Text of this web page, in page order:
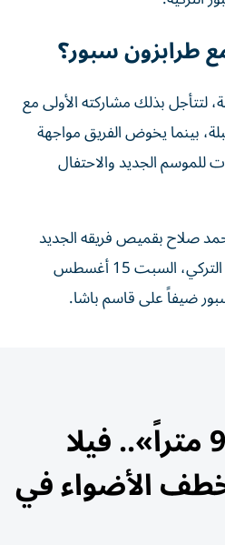
طرابزون سبور؟
لتتأجل بذلك مشاركته الأولى مع
بينما يخوض الفريق مواجهة
للموسم الجديد والاحتفال
صلاح بقميص فريقه الجديد
لأول مرة، في افتتاح الدوري التركي، السبت 15 أغسطس
«مساحتها 975 متراً».. فيلا
الأضواء في